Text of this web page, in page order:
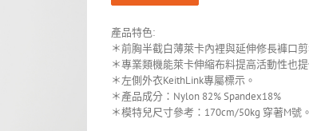
產品特色:
＊前胸半截白薄萊卡內裡與延伸修長褲口
＊專業類機能萊卡伸縮布料提高活動性也
＊左側外衣KeithLink專屬標示。
＊產品成分：Nylon 82% Spandex18%
＊模特兒尺寸參考：170cm/50kg 穿著M號。